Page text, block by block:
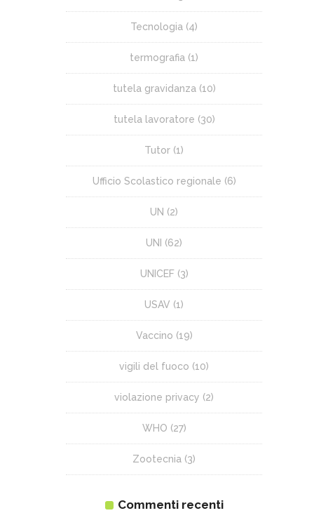
Tecnologia (4)
termografia (1)
tutela gravidanza(10)
tutela lavoratore (30)
Tutor (1)
Ufficio Scolastico regionale (6)
UN (2)
UNI (62)
UNICEF(3)
USAV (1)
Vaccino (19)
vigili del fuoco (10)
violazione privacy (2)
WHO (27)
Zootecnia (3)
Commenti recenti